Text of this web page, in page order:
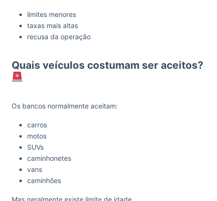
limites menores
taxas mais altas
recusa da operação
Quais veículos costumam ser aceitos?
Os bancos normalmente aceitam:
carros
motos
SUVs
caminhonetes
vans
caminhões
Mas geralmente existe limite de idade.